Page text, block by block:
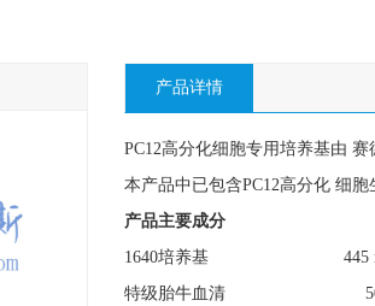
产品详情
PC12高分化细胞专用培养基由
本产品中已包含PC12高分化 细
产品主要成分
1640培养基 445
特级胎牛血清 50